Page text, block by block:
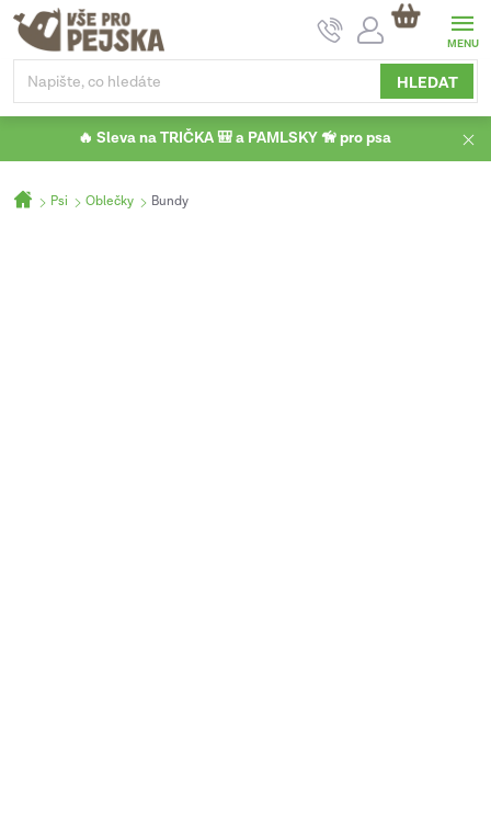
Přejít
obsah
HLEDAT
NÁKUPNÍ
KOŠÍK
🔥 Sleva na TRIČKA 🎒 a PAMLSKY 🦮 pro psa
Domů
Psi Oblečky Bundy